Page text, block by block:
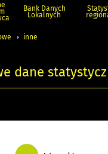
Bank Danych
Lokalnych
inne
dane